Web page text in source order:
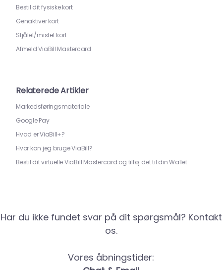
Bestil dit fysiske kort
Genaktiver kort
Stjålet/mistet kort
Afmeld ViaBill Mastercard
Relaterede Artikler
Markedsføringsmateriale
Google Pay
Hvad er ViaBill+?
Hvor kan jeg bruge ViaBill?
Bestil dit virtuelle ViaBill Mastercard og tilføj det til din Wallet
Har du ikke fundet svar på dit spørgsmål? Kontakt
os.
Vores åbningstider: